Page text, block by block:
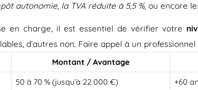
autonomie la TVA réduite à 5,5 %, ou encore
en charge, il est essentiel de vérifier votre
d’autres non. Faire appel à un
Montant / Avantage
50 à 70 % (jusqu’à 22 000 €) +60